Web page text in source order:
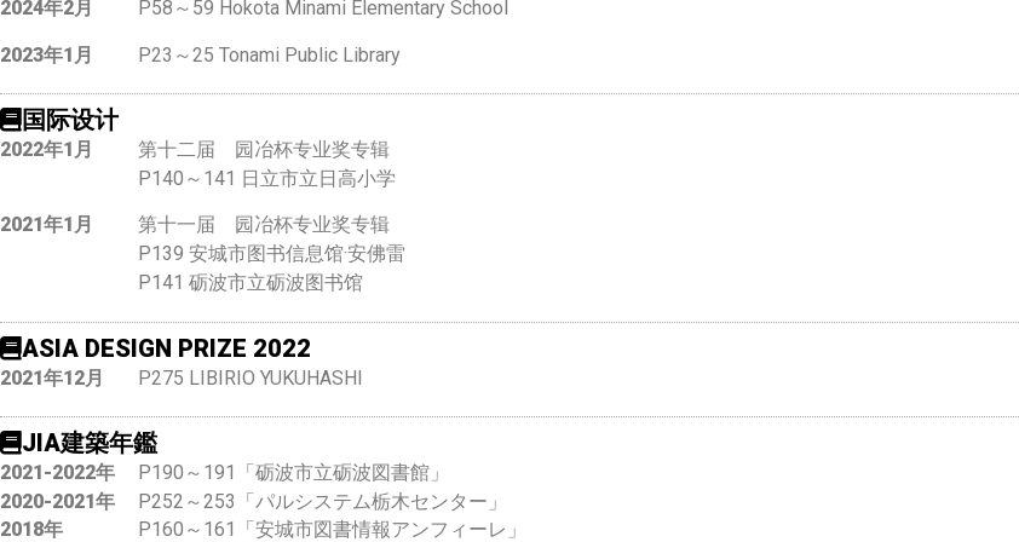
2024年2月 P58～59 Hokota Minami Elementary School
2023年1月 P23～25 Tonami Public Library
国际设计
2022年1月
第十二届 园冶杯专业奖专辑
P140～141 日立市立日高小学
2021年1月
第十一届 园冶杯专业奖专辑
P139 安城市图书信息馆·安佛雷
P141 砺波市立砺波图书馆
ASIA DESIGN PRIZE 2022
2021年12月 P275 LIBIRIO YUKUHASHI
JIA建築年鑑
2021-2022年
P190～191「砺波市立砺波図書館」
2020-2021年
P252～253「パルシステム栃木センター」
2018年
P160～161「安城市図書情報アンフィーレ」